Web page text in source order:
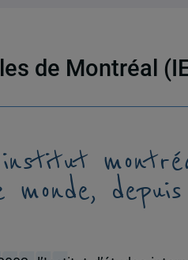
de Montréal
monde,